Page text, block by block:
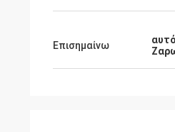
Επισημαίνω